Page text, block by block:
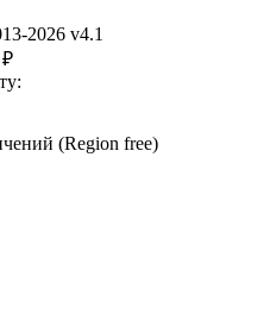
2026 v4.1
(Region free)